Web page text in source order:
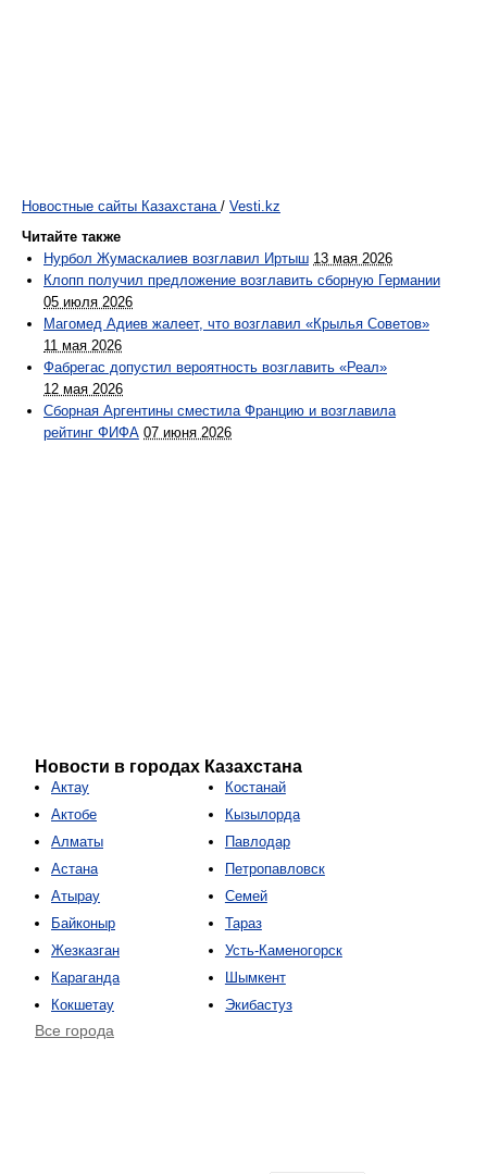
Новостные сайты Казахстана / Vesti.kz
Читайте также
Нурбол Жумаскалиев возглавил Иртыш 13 мая 2026
Клопп получил предложение возглавить сборную Германии
05 июля 2026
Магомед Адиев жалеет, что возглавил «Крылья Советов»
11 мая 2026
Фабрегас допустил вероятность возглавить «Реал»
12 мая 2026
Сборная Аргентины сместила Францию и возглавила
рейтинг ФИФА 07 июня 2026
Новости в городах Казахстана
Актау
Актобе
Алматы
Астана
Атырау
Байконыр
Жезказган
Караганда
Кокшетау
Костанай
Кызылорда
Павлодар
Петропавловск
Семей
Тараз
Усть-Каменогорск
Шымкент
Экибастуз
Все города